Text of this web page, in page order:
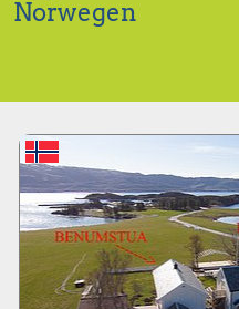
Norwegen